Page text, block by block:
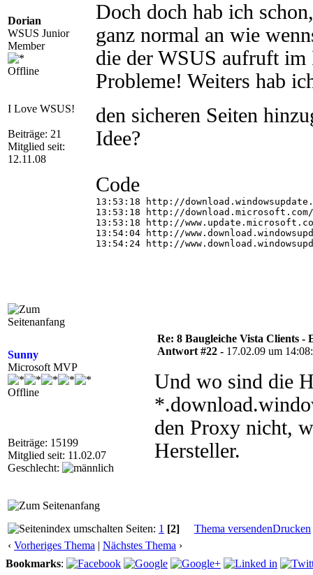
Dorian
WSUS Junior
Member
Offline
I Love WSUS!
Beiträge: 21
Mitglied seit:
12.11.08
Doch doch hab ich
ganz normal an wie
die der WSUS aufruft im
Probleme! Weiters hab
den sicheren Seiten
Idee?
Code
13:53:18 http://
13:53:18 http://
13:53:18 http://
13:54:04 http://
13:54:24 http://
Sunny
Microsoft MVP
Offline
Beiträge: 15199
Mitglied seit: 11.02.07
Geschlecht:
Re: 8 Baugleiche Vista Clients
Antwort #22 - 17.02.09 um
Und wo sind die
den Proxy nicht,
Hersteller.
Seiten: 1 [2] Thema versendenDrucken
‹ Vorheriges Thema | Nächstes Thema ›
Bookmarks: